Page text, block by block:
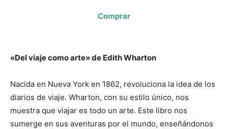
Comprar
«Del viaje como arte» de Edith Wharton
Nacida en Nueva York en 1862, revoluciona la idea de los
diarios de viaje. Wharton, con su estilo único, nos
muestra que viajar es todo un arte. Este libro nos
sumerge en sus aventuras por el mundo, enseñándonos